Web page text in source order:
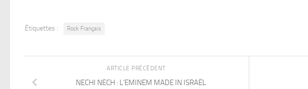
Étiquettes : Rock Français
ARTICLE PRÉCÉDENT
NECHI NECH : L’EMINEM MADE IN ISRAËL